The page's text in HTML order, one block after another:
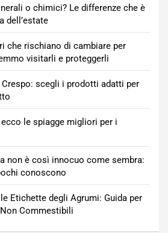
o chimici? Le differenze che è
dell’estate
che rischiano di cambiare per
visitarli e proteggerli
scegli i prodotti adatti per
le spiagge migliori per i
non è così innocuo come sembra:
conoscono
Etichette degli Agrumi: Guida per
Commestibili